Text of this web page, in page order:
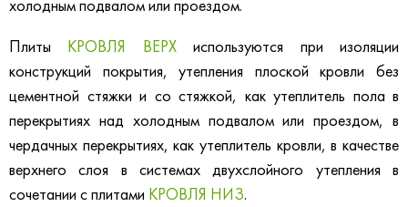
холодным подвалом или проездом.
Плиты КРОВЛЯ ВЕРХиспользуются при изоляции
конструкций покрытия, утепления плоской кровли без
цементной стяжки и со стяжкой, как утеплитель пола в
перекрытиях над холодным подвалом или проездом, в
чердачных перекрытиях, как утеплитель кровли, в качестве
верхнего слоя в системах двухслойного утепления в
сочетании с плитами КРОВЛЯ НИЗ.